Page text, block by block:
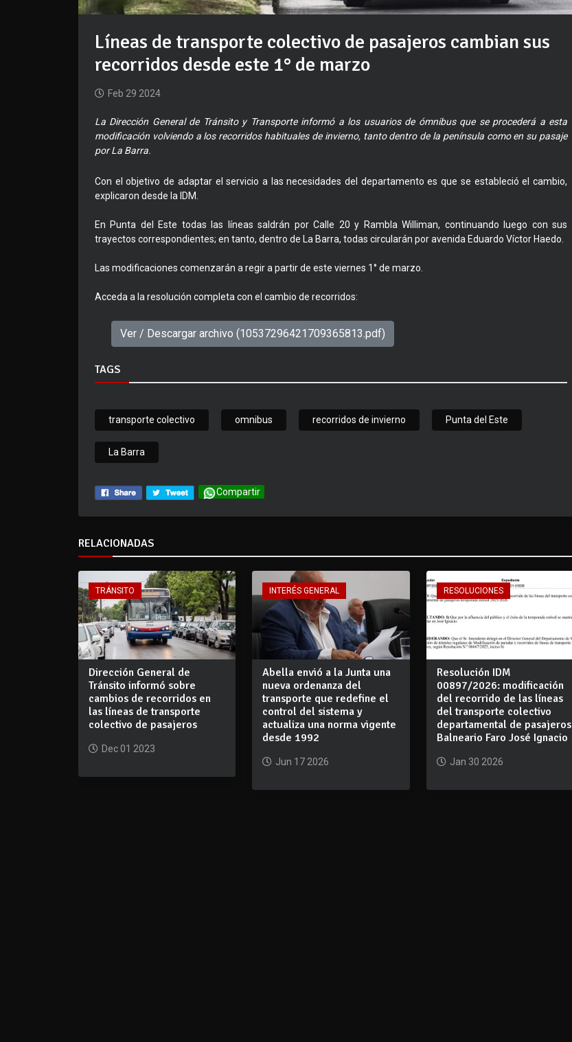
Líneas de transporte colectivo de pasajeros cambian sus
recorridos desde este 1° de marzo
Feb 29 2024
La Dirección General de Tránsito y Transporte informó a los usuarios de ómnibus que se procederá a esta
modificación volviendo a los recorridos habituales de invierno, tanto dentro de la península como en su pasaje
por La Barra.
Con el objetivo de adaptar el servicio a las necesidades del departamento es que se estableció el cambio,
explicaron desde la IDM.
En Punta del Este todas las líneas saldrán por Calle 20 y Rambla Williman, continuando luego con sus
trayectos correspondientes; en tanto, dentro de La Barra, todas circularán por avenida Eduardo Víctor Haedo.
Las modificaciones comenzarán a regir a partir de este viernes 1° de marzo.
Acceda a la resolución completa con el cambio de recorridos:
Ver / Descargar archivo (10537296421709365813.pdf)
TAGS
transporte colectivo omnibus recorridos de invierno Punta del Este
La Barra
Compartir
RELACIONADAS
TRÁNSITO
Dirección General de
Tránsito informó sobre
cambios de recorridos en
las líneas de transporte
colectivo de pasajeros
Dec 01 2023
INTERÉS GENERAL
Abella envió a la Junta una
nueva ordenanza del
transporte que redefine el
control del sistema y
actualiza una norma vigente
desde 1992
Jun 17 2026
RESOLUCIONES
Resolución IDM
00897/2026: modificación
del recorrido de las líneas
del transporte colectivo
departamental de pasajeros
Balneario Faro José Ignacio
Jan 30 2026